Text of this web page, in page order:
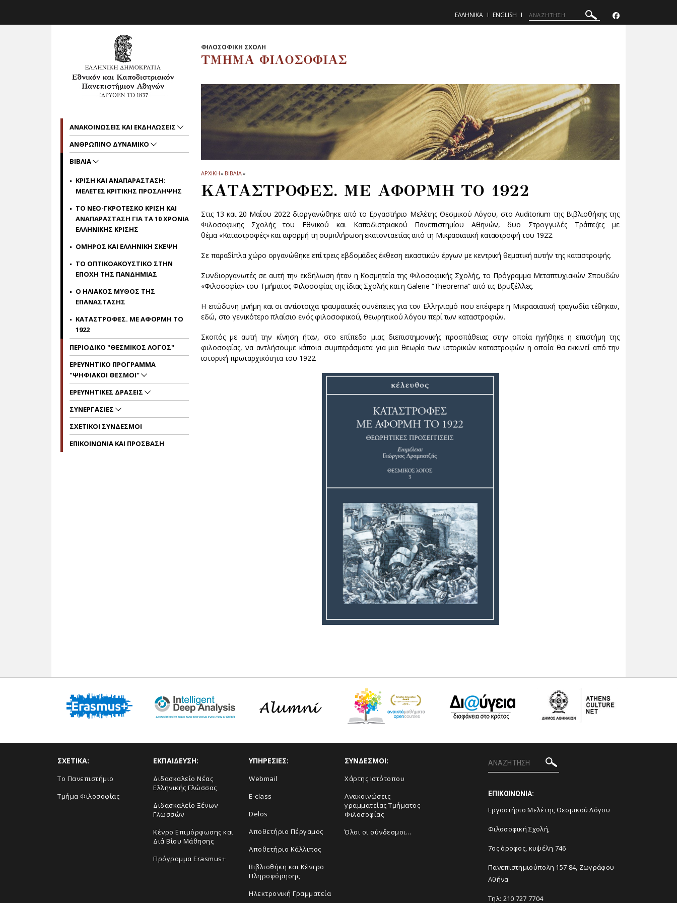
ΕΛΛΗΝΙΚΑ ENGLISH
ΦΙΛΟΣΟΦΙΚΗ ΣΧΟΛΗ
ΤΜΗΜΑ ΦΙΛΟΣΟΦΙΑΣ
ΑΡΧΙΚΗ» ΒΙΒΛΙΑ»
ΚΑΤΑΣΤΡΟΦΕΣ. ΜΕ ΑΦΟΡΜΗ ΤΟ 1922
Στις 13 και 20 Μαΐου 2022 διοργανώθηκε από το Εργαστήριο Μελέτης Θεσμικού Λόγου, στο Auditorium της Βιβλιοθήκης της
Φιλοσοφικής Σχολής του Εθνικού και Καποδιστριακού Πανεπιστημίου Αθηνών, δυο Στρογγυλές Τράπεζες με
θέμα «Καταστροφές» και αφορμή τη συμπλήρωση εκατονταετίας από τη Μικρασιατική καταστροφή του 1922.
Σε παραδίπλα χώρο οργανώθηκε επί τρεις εβδομάδες έκθεση εικαστικών έργων με κεντρική θεματική αυτήν της καταστροφής.
Συνδιοργανωτές σε αυτή την εκδήλωση ήταν η Κοσμητεία της Φιλοσοφικής Σχολής, το Πρόγραμμα Μεταπτυχιακών Σπουδών
«Φιλοσοφία» του Τμήματος Φιλοσοφίας της ίδιας Σχολής και η Galerie “Theorema” από τις Βρυξέλλες.
Η επώδυνη μνήμη και οι αντίστοιχα τραυματικές συνέπειες για τον Ελληνισμό που επέφερε η Μικρασιατική τραγωδία τέθηκαν,
εδώ, στο γενικότερο πλαίσιο ενός φιλοσοφικού, θεωρητικού λόγου περί των καταστροφών.
Σκοπός με αυτή την κίνηση ήταν, στο επίπεδο μιας διεπιστημονικής προσπάθειας στην οποία ηγήθηκε η επιστήμη της
φιλοσοφίας, να αντλήσουμε κάποια συμπεράσματα για μια θεωρία των ιστορικών καταστροφών η οποία θα εκκινεί από την
ιστορική πρωταρχικότητα του 1922.
ΑΝΑΚΟΙΝΩΣΕΙΣ ΚΑΙ ΕΚΔΗΛΩΣΕΙΣ
ΑΝΘΡΩΠΙΝΟ ΔΥΝΑΜΙΚΟ
ΒΙΒΛΙΑ
ΚΡΙΣΗ ΚΑΙ ΑΝΑΠΑΡΑΣΤΑΣΗ:
ΜΕΛΕΤΕΣ ΚΡΙΤΙΚΗΣ ΠΡΟΣΛΗΨΗΣ
ΤΟ ΝΕΟ-ΓΚΡΟΤΕΣΚΟ ΚΡΙΣΗ ΚΑΙ
ΑΝΑΠΑΡΑΣΤΑΣΗ ΓΙΑ ΤΑ 10 ΧΡΟΝΙΑ
ΕΛΛΗΝΙΚΗΣ ΚΡΙΣΗΣ
ΟΜΗΡΟΣ ΚΑΙ ΕΛΛΗΝΙΚΗ ΣΚΕΨΗ
ΤΟ ΟΠΤΙΚΟΑΚΟΥΣΤΙΚΟ ΣΤΗΝ
ΕΠΟΧΗ ΤΗΣ ΠΑΝΔΗΜΙΑΣ
Ο ΗΛΙΑΚΟΣ ΜΥΘΟΣ ΤΗΣ
ΕΠΑΝΑΣΤΑΣΗΣ
ΚΑΤΑΣΤΡΟΦΕΣ. ΜΕ ΑΦΟΡΜΗ ΤΟ
1922
ΠΕΡΙΟΔΙΚΟ "ΘΕΣΜΙΚΟΣ ΛΟΓΟΣ"
ΕΡΕΥΝΗΤΙΚΟ ΠΡΟΓΡΑΜΜΑ
"ΨΗΦΙΑΚΟΙ ΘΕΣΜΟΙ"
ΕΡΕΥΝΗΤΙΚΕΣ ΔΡΑΣΕΙΣ
ΣΥΝΕΡΓΑΣΙΕΣ
ΣΧΕΤΙΚΟΙ ΣΥΝΔΕΣΜΟΙ
ΕΠΙΚΟΙΝΩΝΙΑ ΚΑΙ ΠΡΟΣΒΑΣΗ
ΣΧΕΤΙΚΑ:
Το Πανεπιστήμιο
Τμήμα Φιλοσοφίας
ΕΚΠΑΙΔΕΥΣΗ:
Διδασκαλείο Νέας
Ελληνικής Γλώσσας
Διδασκαλείο Ξένων
Γλωσσών
Κένρο Επιμόρφωσης και
Διά Βίου Μάθησης
Πρόγραμμα Erasmus+
ΥΠΗΡΕΣΙΕΣ:
Webmail
E-class
Delos
Αποθετήριο Πέργαμος
Αποθετήριο Κάλλιπος
Βιβλιοθήκη και Κέντρο
Πληροφόρησης
Ηλεκτρονική Γραμματεία
ΣΥΝΔΕΣΜΟΙ:
Χάρτης Ιστότοπου
Ανακοινώσεις
γραμματείας Τμήματος
Φιλοσοφίας
Όλοι οι σύνδεσμοι...
ΕΠΙΚΟΙΝΩΝΙΑ:
Εργαστήριο Μελέτης Θεσμικού Λόγου
Φιλοσοφική Σχολή,
7ος όροφος, κυψέλη 746
Πανεπιστημιούπολη 157 84, Ζωγράφου
Αθήνα
Τηλ: 210 727 7704